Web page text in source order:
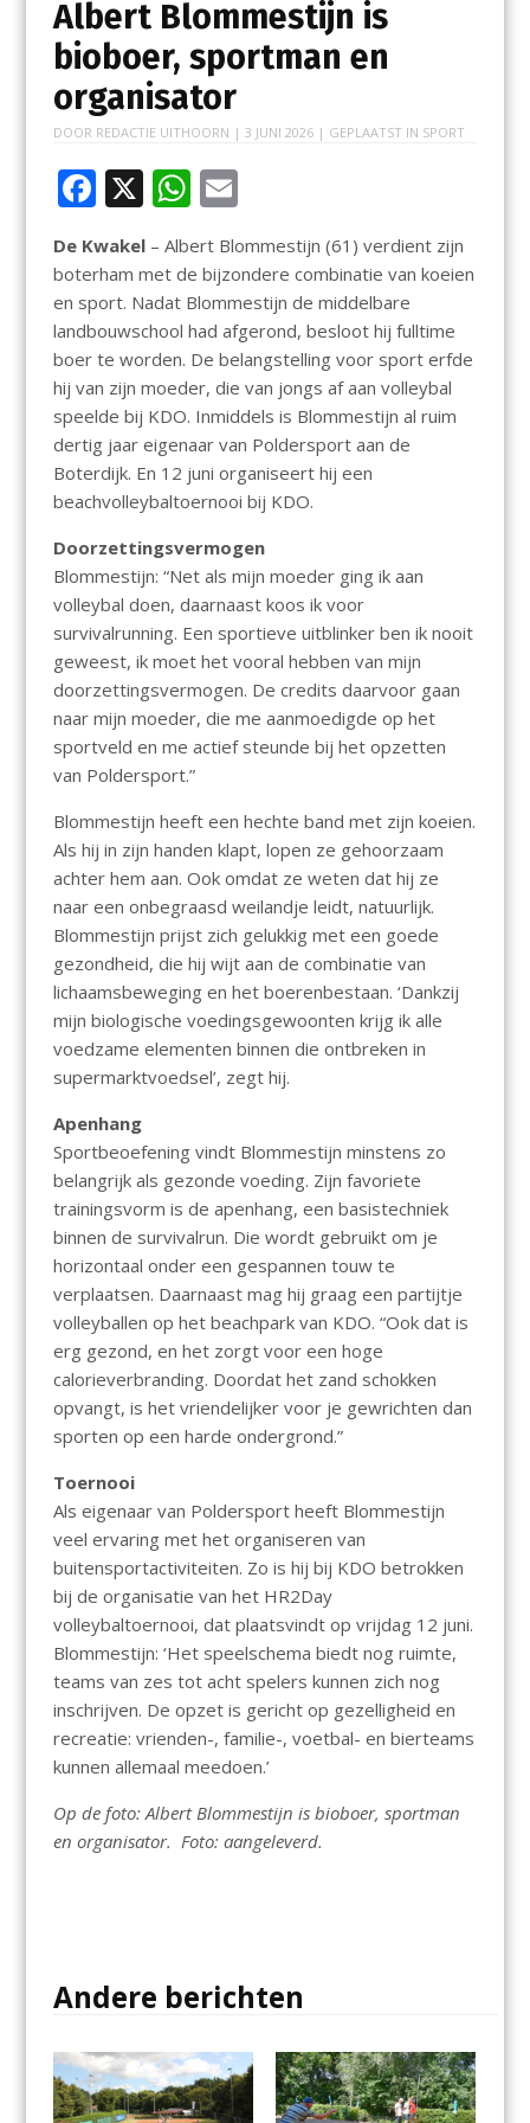
Albert Blommestijn is
bioboer, sportman en
organisator
DOOR REDACTIE UITHOORN | 3 JUNI 2026| GEPLAATST IN SPORT
F
ac
e
b
o
o
k
X W
at
s
A
p
p
E
ai
l
De Kwakel– Albert Blommestijn (61) verdient zijn
boterham met de bijzondere combinatie van koeien
en sport. Nadat Blommestijn de middelbare
landbouwschool had afgerond, besloot hij fulltime
boer te worden. De belangstelling voor sport erfde
hij van zijn moeder, die van jongs af aan volleybal
speelde bij KDO. Inmiddels is Blommestijn al ruim
dertig jaar eigenaar van Poldersport aan de
Boterdijk. En 12 juni organiseert hij een
beachvolleybaltoernooi bij KDO.
Doorzettingsvermogen
Blommestijn: “Net als mijn moeder ging ik aan
volleybal doen, daarnaast koos ik voor
survivalrunning. Een sportieve uitblinker ben ik nooit
geweest, ik moet het vooral hebben van mijn
doorzettingsvermogen. De credits daarvoor gaan
naar mijn moeder, die me aanmoedigde op het
sportveld en me actief steunde bij het opzetten
van Poldersport.”
Blommestijn heeft een hechte band met zijn koeien.
Als hij in zijn handen klapt, lopen ze gehoorzaam
achter hem aan. Ook omdat ze weten dat hij ze
naar een onbegraasd weilandje leidt, natuurlijk.
Blommestijn prijst zich gelukkig met een goede
gezondheid, die hij wijt aan de combinatie van
lichaamsbeweging en het boerenbestaan. ‘Dankzij
mijn biologische voedingsgewoonten krijg ik alle
voedzame elementen binnen die ontbreken in
supermarktvoedsel’, zegt hij.
Apenhang
Sportbeoefening vindt Blommestijn minstens zo
belangrijk als gezonde voeding. Zijn favoriete
trainingsvorm is de apenhang, een basistechniek
binnen de survivalrun. Die wordt gebruikt om je
horizontaal onder een gespannen touw te
verplaatsen. Daarnaast mag hij graag een partijtje
volleyballen op het beachpark van KDO. “Ook dat is
erg gezond, en het zorgt voor een hoge
calorieverbranding. Doordat het zand schokken
opvangt, is het vriendelijker voor je gewrichten dan
sporten op een harde ondergrond.”
Toernooi
Als eigenaar van Poldersport heeft Blommestijn
veel ervaring met het organiseren van
buitensportactiviteiten. Zo is hij bij KDO betrokken
bij de organisatie van het HR2Day
volleybaltoernooi, dat plaatsvindt op vrijdag 12 juni.
Blommestijn: ‘Het speelschema biedt nog ruimte,
teams van zes tot acht spelers kunnen zich nog
inschrijven. De opzet is gericht op gezelligheid en
recreatie: vrienden-, familie-, voetbal- en bierteams
kunnen allemaal meedoen.’
Op de foto: Albert Blommestijn is bioboer, sportman
en organisator. Foto: aangeleverd.
Andere berichten